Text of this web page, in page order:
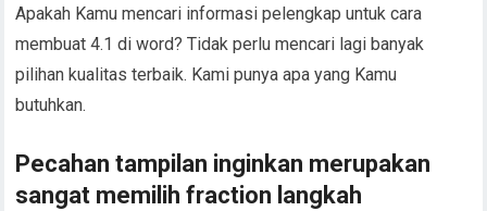
Apakah Kamu mencari informasi pelengkap untuk cara
membuat 4.1 di word? Tidak perlu mencari lagi banyak
pilihan kualitas terbaik. Kami punya apa yang Kamu
butuhkan.
Pecahan tampilan inginkan merupakan
sangat memilih fraction langkah